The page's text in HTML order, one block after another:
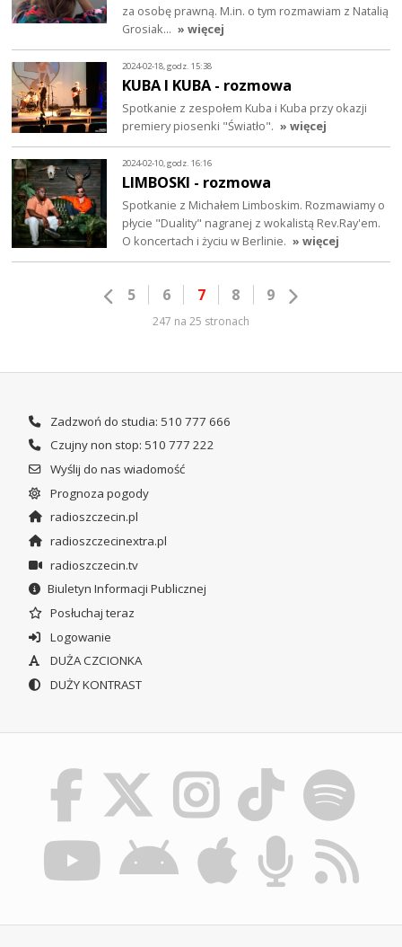
za osobę prawną. M.in. o tym rozmawiam z Natalią
Grosiak… » więcej
2024-02-18, godz. 15:38
KUBA I KUBA - rozmowa
Spotkanie z zespołem Kuba i Kuba przy okazji
premiery piosenki "Światło". » więcej
2024-02-10, godz. 16:16
LIMBOSKI - rozmowa
Spotkanie z Michałem Limboskim. Rozmawiamy o
płycie "Duality" nagranej z wokalistą Rev.Ray'em.
O koncertach i życiu w Berlinie. » więcej
5 6 7 8 9
247 na 25 stronach
Zadzwoń do studia: 510 777 666
Czujny non stop: 510 777 222
Wyślij do nas wiadomość
Prognoza pogody
radioszczecin.pl
radioszczecinextra.pl
radioszczecin.tv
Biuletyn Informacji Publicznej
Posłuchaj teraz
Logowanie
DUŻA CZCIONKA
DUŻY KONTRAST